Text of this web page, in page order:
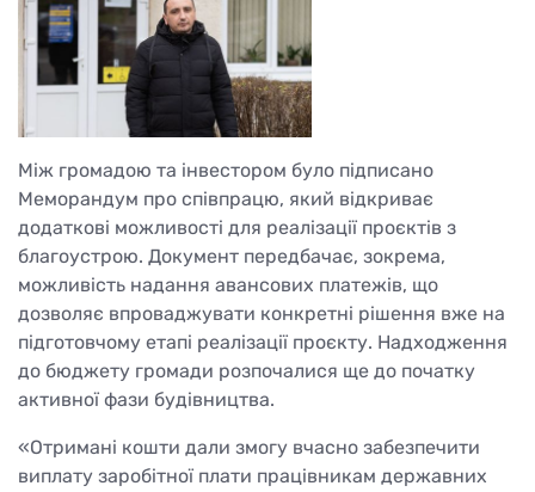
Між громадою та інвестором було підписано
Меморандум про співпрацю, який відкриває
додаткові можливості для реалізації проєктів з
благоустрою. Документ передбачає, зокрема,
можливість надання авансових платежів, що
дозволяє впроваджувати конкретні рішення вже на
підготовчому етапі реалізації проєкту. Надходження
до бюджету громади розпочалися ще до початку
активної фази будівництва.
«Отримані кошти дали змогу вчасно забезпечити
виплату заробітної плати працівникам державних